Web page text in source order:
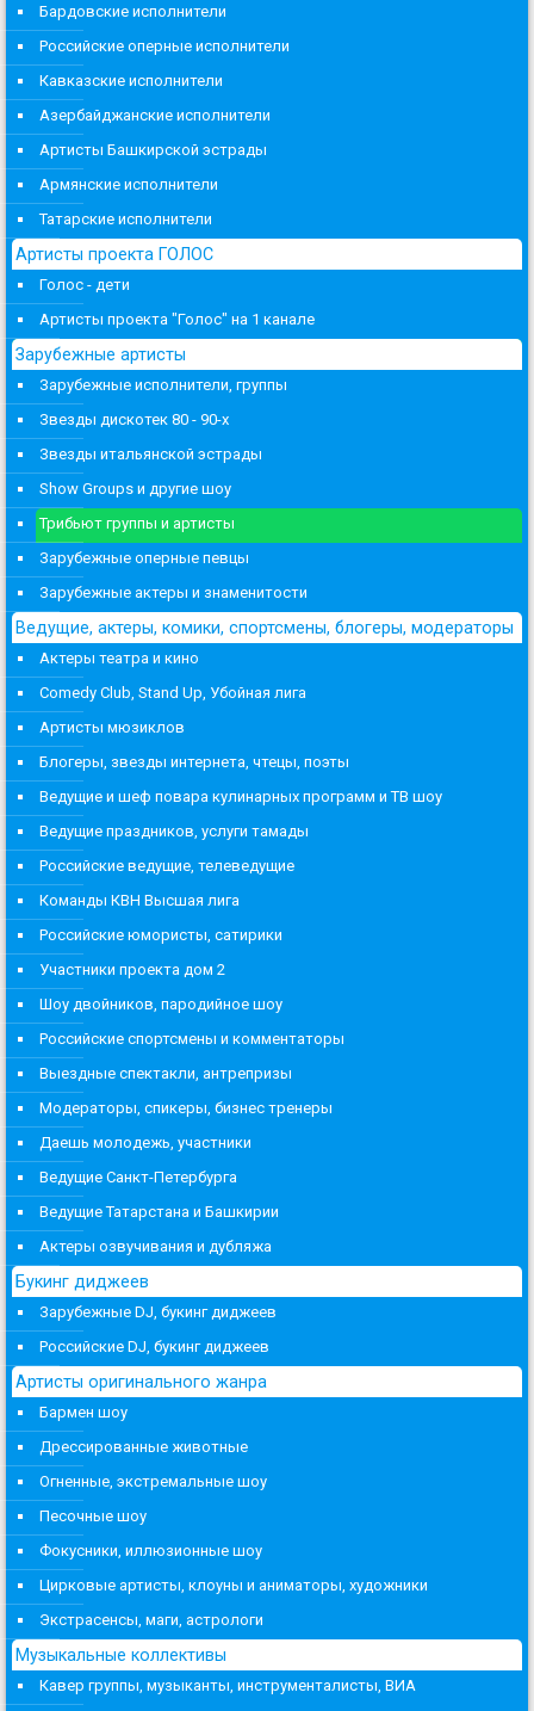
Бардовские исполнители
Российские оперные исполнители
Кавказские исполнители
Азербайджанские исполнители
Артисты Башкирской эстрады
Армянские исполнители
Татарские исполнители
Артисты проекта ГОЛОС
Голос - дети
Артисты проекта "Голос" на 1 канале
Зарубежные артисты
Зарубежные исполнители, группы
Звезды дискотек 80 - 90-х
Звезды итальянской эстрады
Show Groups и другие шоу
Трибьют группы и артисты
Зарубежные оперные певцы
Зарубежные актеры и знаменитости
Ведущие, актеры, комики, спортсмены, блогеры, модераторы
Актеры театра и кино
Comedy Club, Stand Up, Убойная лига
Артисты мюзиклов
Блогеры, звезды интернета, чтецы, поэты
Ведущие и шеф повара кулинарных программ и ТВ шоу
Ведущие праздников, услуги тамады
Российские ведущие, телеведущие
Команды КВН Высшая лига
Российские юмористы, сатирики
Участники проекта дом 2
Шоу двойников, пародийное шоу
Российские спортсмены и комментаторы
Выездные спектакли, антрепризы
Модераторы, спикеры, бизнес тренеры
Даешь молодежь, участники
Ведущие Санкт-Петербурга
Ведущие Татарстана и Башкирии
Актеры озвучивания и дубляжа
Букинг диджеев
Зарубежные DJ, букинг диджеев
Российские DJ, букинг диджеев
Артисты оригинального жанра
Бармен шоу
Дрессированные животные
Огненные, экстремальные шоу
Песочные шоу
Фокусники, иллюзионные шоу
Цирковые артисты, клоуны и аниматоры, художники
Экстрасенсы, маги, астрологи
Музыкальные коллективы
Кавер группы, музыканты, инструменталисты, ВИА